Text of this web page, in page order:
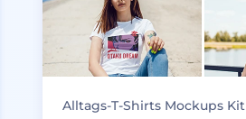
Alltags-T-Shirts Mockups Kit